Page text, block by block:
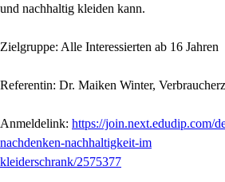
und nachhaltig kleiden kann.
Zielgruppe: Alle Interessierten ab 16 Jahren
Referentin: Dr. Maiken Winter,
Anmeldelink: https://join.next.edudip.com/
nachdenken-nachhaltigkeit-im
kleiderschrank/2575377